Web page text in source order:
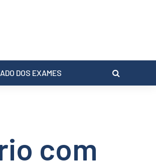
DOS EXAMES
com